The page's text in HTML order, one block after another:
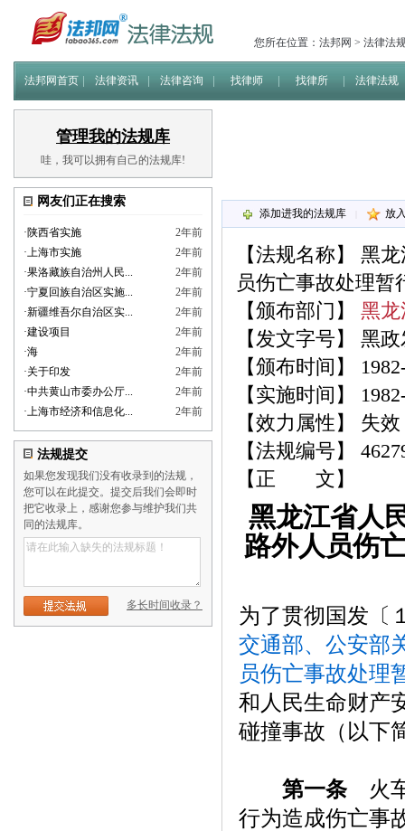
您所在位置： 法邦网 > 法律法
法邦网首页 法律资讯 法律咨询 找律师 找律所 法律法规
管理我的法规库
哇，我可以拥有自己的法规库!
网友们正在搜索
·陕西省实施
2年前
·上海市实施
2年前
·果洛藏族自治州人民...
2年前
·宁夏回族自治区实施...
2年前
·新疆维吾尔自治区实...
2年前
·建设项目
2年前
·海
2年前
·关于印发
2年前
·中共黄山市委办公厅...
2年前
·上海市经济和信息化... 2年前
法规提交
如果您发现我们没有收录到的法规，
您可以在此提交。提交后我们会即时
把它收录上，感谢您参与维护我们共
同的法规库。
多长时间收录？
添加进我的法规库 放
【法规名称】 黑龙
员伤亡事故处理
【颁布部门】 黑龙
【发文字号】 黑
【颁布时间】
【实施时间】
【效力属性】 失效
【法规编号】
【正 文】
黑龙江省人
路外人员伤
为了贯彻国发〔
交通部、公安部
员伤亡事故处理
和人民生命财产
碰撞事故（以下
第一条 火
行为造成伤亡事